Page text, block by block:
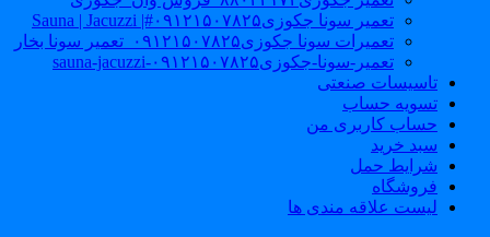
تعمیر سونا جکوزی۰۹۱۲۱۵۰۷۸۲۵#| Sauna | Jacuzzi
تعمیرات سونا جکوزی۰۹۱۲۱۵۰۷۸۲۵_تعمیر سونا بخار
تعمیر-سونا-جکوزی۰۹۱۲۱۵۰۷۸۲۵-sauna-jacuzzi
تاسیسات صنعتی
تسویه حساب
حساب کاربری من
سبد خرید
شرایط حمل
فروشگاه
لیست علاقه مندی ها